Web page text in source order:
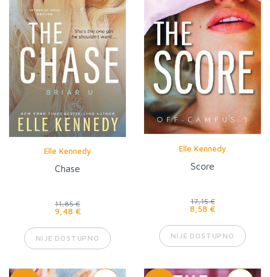
Elle Kennedy
Chase
11,85 €
9,48 €
NIJE DOSTUPNO
Elle Kennedy
Score
17,15 €
8,58 €
NIJE DOSTUPNO